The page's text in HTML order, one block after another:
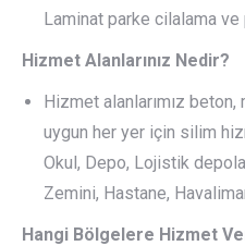
Laminat parke cilalama
Hizmet Alanlarınız Nedir?
Hizmet alanlarımız
uygun her yer için silim
Okul, Depo, Lojistik
Zemini, Hastane,
Hangi Bölgelere Hizmet